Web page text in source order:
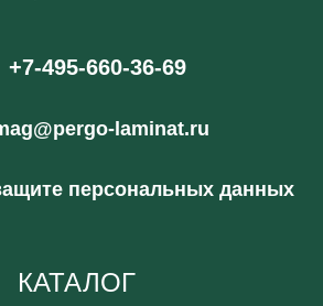
+7-495-660-36-69
laminat.ru
персональных данных
КАТАЛОГ